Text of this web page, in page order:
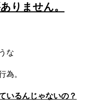
りません。
な
為。
いるんじゃないの？